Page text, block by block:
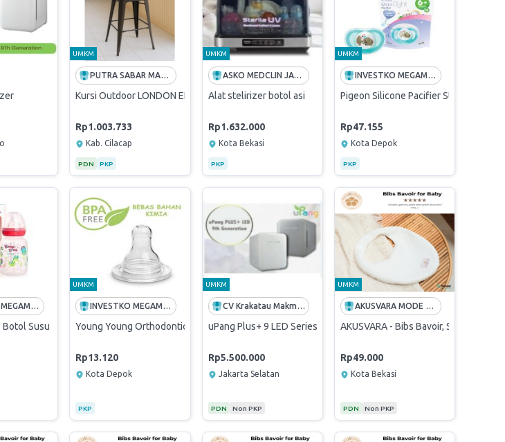
campuran
UMKM
PUTRA SABAR MANDIRI
Kursi Outdoor LONDON ELM BAR CHAIR COFFEE
Rp1.003.733
Kab. Cilacap
PDN PKP
UMKM
ASKO MEDCLIN JAYA MANDIRI
Alat stelirizer botol asi
Rp1.632.000
Kota Bekasi
PKP
UMKM
INVESTKO MEGAMART | SUPPLIER TERBAIK PADI UMKM
Pigeon Silicone Pacifier Step 2 usia
Rp47.155
Kota Depok
PKP
Mrbc-Gr - Abu-Abu Baby High Chair
INVESTKO MEGAMART | SUPPLIER TERBAIK PADI UMKM
Susu IL-811 BPA Free 140ml / Botol Susu Bayi
UMKM
INVESTKO MEGAMART | SUPPLIER TERBAIK PADI UMKM
Young Young Orthodontic Silicon Nipples 103-OT (L) 12'S / Dot Bayi
Rp13.120
Kota Depok
PKP
UMKM
CV Krakatau Makmur Abadi
uPang Plus+ 9 LED Series UV Sterilizer
Rp5.500.000
Jakarta Selatan
PDN Non PKP
UMKM
AKUSVARA MODE GLOBAL
AKUSVARA - Bibs Bavoir, Slaber Bayi
Rp49.000
Kota Bekasi
PDN Non PKP